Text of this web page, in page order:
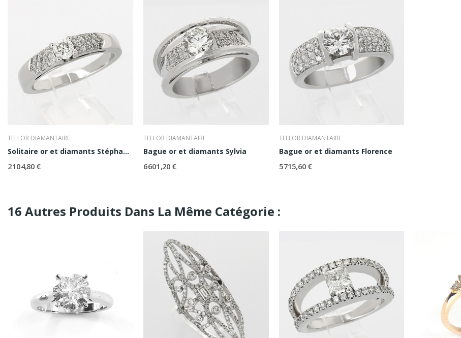
TELLOR DIAMANTAIRE
Solitaire or et diamants Stéphanie
2 104,80 €
TELLOR DIAMANTAIRE
Bague or et diamants Sylvia
6 601,20 €
TELLOR DIAMANTAIRE
Bague or et diamants Florence
5 715,60 €
16 Autres Produits Dans La Même Catégorie :